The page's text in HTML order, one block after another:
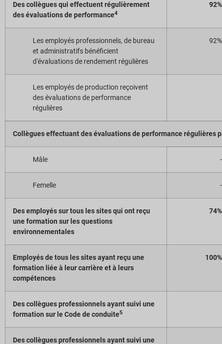
Des collègues qui effectuent régulièrement
des évaluations de performance4
92%
Les employés professionnels, de bureau
et administratifs bénéficient
d'évaluations de rendement régulières
92%
Les employés de production reçoivent
des évaluations de performance
régulières
Collègues effectuant des évaluations de performance régulières
Mâle -
Femelle -
Des employés sur tous les sites qui ont reçu
une formation sur les questions
environnementales
74%
Employés de tous les sites ayant reçu une
formation liée à leur carrière et à leurs
compétences
100%
Des collègues professionnels ayant suivi une
formation sur le Code de conduite5
Des collègues professionnels ayant suivi une